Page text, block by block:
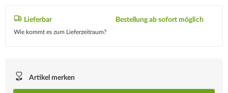
Lieferbar
Wie kommt es zum Lieferzeitraum?
Bestellung ab sofort möglich
Artikel merken